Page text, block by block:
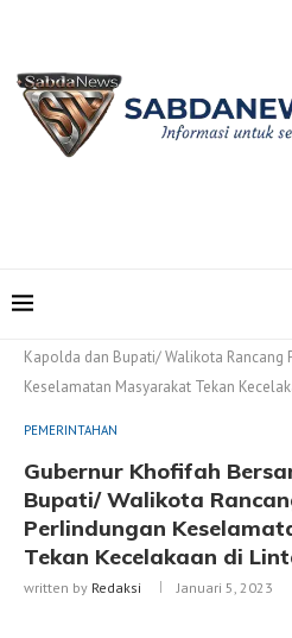
Kapolda dan Bupati/ Walikota Rancang
Keselamatan Masyarakat Tekan
PEMERINTAHAN
Gubernur Khofifah
Bupati/ Walikota
Perlindungan
Tekan Kecelakaan di
written by Redaksi Januari 5, 2023